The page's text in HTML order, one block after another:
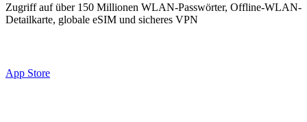
Zugriff auf über 150 Millionen WLAN-Passwörter, Offline-WLAN-
Detailkarte, globale eSIM und sicheres VPN
App Store